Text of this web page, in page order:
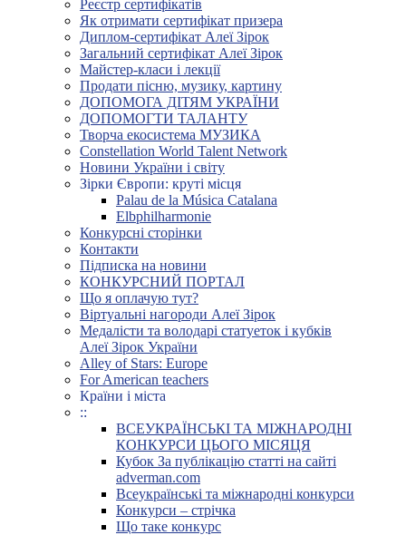
Реєстр сертифікатів
Як отримати сертифікат призера
Диплом-сертифікат Алеї Зірок
Загальний сертифікат Алеї Зірок
Майстер-класи і лекції
Продати пісню, музику, картину
ДОПОМОГА ДІТЯМ УКРАЇНИ
ДОПОМОГТИ ТАЛАНТУ
Творча екосистема МУЗИКА
Constellation World Talent Network
Новини України і світу
Зірки Європи: круті місця
Palau de la Música Catalana
Elbphilharmonie
Конкурсні сторінки
Контакти
Підписка на новини
КОНКУРСНИЙ ПОРТАЛ
Що я оплачую тут?
Віртуальні нагороди Алеї Зірок
Медалісти та володарі статуеток і кубків
Алеї Зірок України
Alley of Stars: Europe
For American teachers
Країни і міста
::
ВСЕУКРАЇНСЬКІ ТА МІЖНАРОДНІ
КОНКУРСИ ЦЬОГО МІСЯЦЯ
Кубок За публікацію статті на сайті
adverman.com
Всеукраїнські та міжнародні конкурси
Конкурси – стрічка
Що таке конкурс